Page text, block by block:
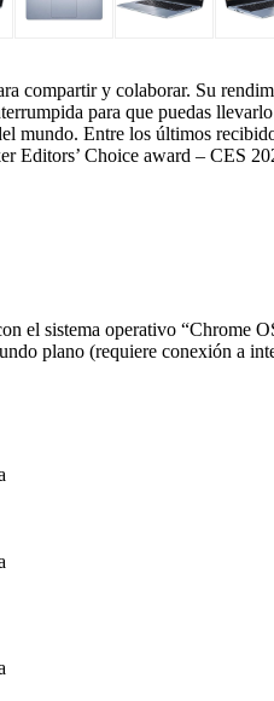
compartir y colaborar. Su
para que puedas
mundo. Entre los últimos
Choice award – CES
el sistema operativo “Chrome
plano (requiere conexión a